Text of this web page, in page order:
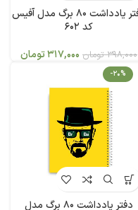
دفتر یادداشت 80 برگ مدل آفیس
کد 602
398,000 تومان 317,000تومان
-20%
دفتر یادداشت 80 برگ مدل